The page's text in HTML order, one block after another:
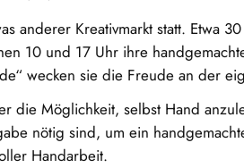
anderer Kreativmarkt statt. Etwa
10 und 17 Uhr ihre
wecken sie die Freude an der
die Möglichkeit, selbst Hand
nötig sind, um ein
Handarbeit.